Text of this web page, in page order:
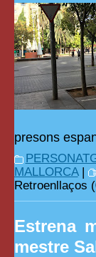
presons
MALLORCA|
Retroenllaços
Estrena
mestre